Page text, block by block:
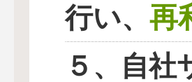
行い、 再
５、自社